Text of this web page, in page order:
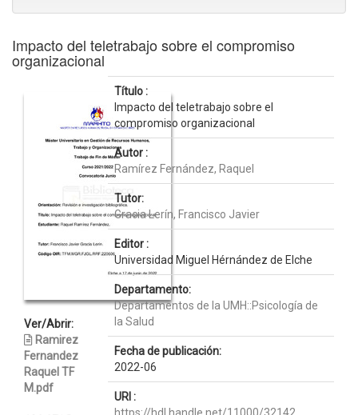
Impacto del teletrabajo sobre el compromiso
organizacional
Ver/Abrir:
Ramirez
Fernandez
Raquel TF
M.pdf
Título :
Impacto del teletrabajo sobre el
compromiso organizacional
Autor :
Ramírez Fernández, Raquel
Tutor:
Gracia Lerín, Francisco Javier
Editor :
Universidad Miguel Hérnández de Elche
Departamento:
Departamentos de la UMH::Psicología de
la Salud
Fecha de publicación:
2022-06
URI :